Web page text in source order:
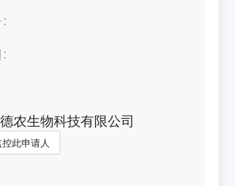
农生物科技有限公司
控此申请人